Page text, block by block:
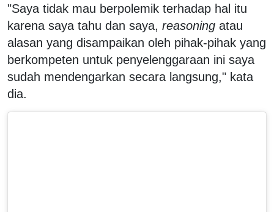
"Saya tidak mau berpolemik terhadap hal itu
karena saya tahu dan saya, reasoning atau
alasan yang disampaikan oleh pihak-pihak yang
berkompeten untuk penyelenggaraan ini saya
sudah mendengarkan secara langsung," kata
dia.